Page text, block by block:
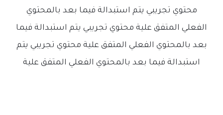
محتوي تجريبي يتم استبدالة فيما بعد بالمحتوي
الفعلي المتفق علية محتوي تجريبي يتم استبدالة فيما
بعد بالمحتوي الفعلي المتفق علية محتوي تجريبي يتم
استبدالة فيما بعد بالمحتوي الفعلي المتفق علية